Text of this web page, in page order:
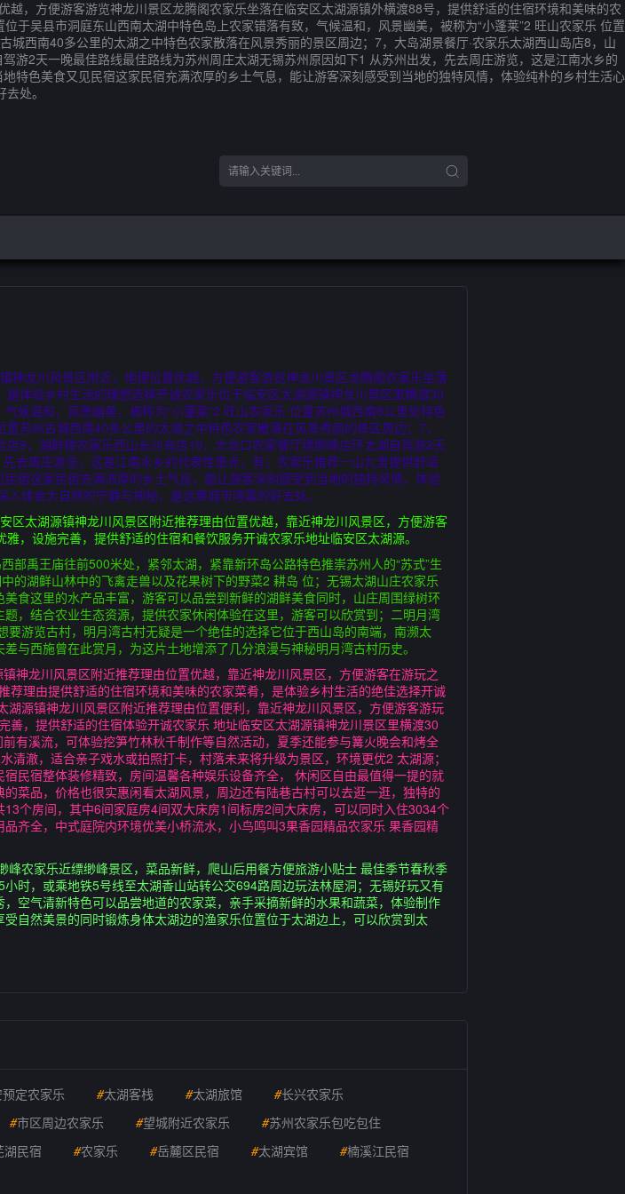
，方便游客游览神龙川景区龙腾阁农家乐坐落在临安区太湖源镇外横渡88号，提供舒适的住宿环境和美味的农
吴县市洞庭东山西南太湖中特色岛上农家错落有致，气候温和，风景幽美，被称为“小蓬莱”2 旺山农家乐 位置
西南40多公里的太湖之中特色农家散落在风景秀丽的景区周边；7，大岛湖景餐厅·农家乐太湖西山岛店8，山
游2天一晚最佳路线最佳路线为苏州周庄太湖无锡苏州原因如下1 从苏州出发，先去周庄游览，这是江南水乡的
色美食又见民宿这家民宿充满浓厚的乡土气息，能让游客深刻感受到当地的独特风情，体验纯朴的乡村生活心
处。
神龙川风景区附近，地理位置优越，方便游客游览神龙川景区龙腾阁农家乐坐落
体验乡村生活的理想选择开诚农家乐位于临安区太湖源镇神龙川景区里横渡30
候温和，风景幽美，被称为“小蓬莱”2 旺山农家乐 位置苏州城西南8公里处特色
苏州古城西南40多公里的太湖之中特色农家散落在风景秀丽的景区周边；7，
9，湖鲜楼农家乐西山长沙岛店10，大龙口农家餐厅缥缈峰店环太湖自驾游2天
去周庄游览，这是江南水乡的代表性景点，有；农家乐推荐一山九舍提供舒适
宿这家民宿充满浓厚的乡土气息，能让游客深刻感受到当地的独特风情，体验
体会大自然的宁静与神秘，是远离城市喧嚣的好去处。
太湖源镇神龙川风景区附近推荐理由位置优越，靠近神龙川风景区，方便游客
，设施完善，提供舒适的住宿和餐饮服务开诚农家乐地址临安区太湖源。
禹王庙往前500米处，紧邻太湖，紧靠新环岛公路特色推崇苏州人的“苏式”生
的湖鲜山林中的飞禽走兽以及花果树下的野菜2 耕岛 位；无锡太湖山庄农家乐
食这里的水产品丰富，游客可以品尝到新鲜的湖鲜美食同时，山庄周围绿树环
，结合农业生态资源，提供农家休闲体验在这里，游客可以欣赏到；二明月湾
游览古村，明月湾古村无疑是一个绝佳的选择它位于西山岛的南端，南濒太
与西施曾在此赏月，为这片土地增添了几分浪漫与神秘明月湾古村历史。
神龙川风景区附近推荐理由位置优越，靠近神龙川风景区，方便游客在游玩之
理由提供舒适的住宿环境和美味的农家菜肴，是体验乡村生活的绝佳选择开诚
源镇神龙川风景区附近推荐理由位置便利，靠近神龙川风景区，方便游客游玩
，提供舒适的住宿体验开诚农家乐 地址临安区太湖源镇神龙川景区里横渡30
有溪流，可体验挖笋竹林秋千制作等自然活动，夏季还能参与篝火晚会和烤全
澈，适合亲子戏水或拍照打卡，村落未来将升级为景区，环境更优2 太湖源；
民宿整体装修精致，房间温馨各种娱乐设备齐全， 休闲区自由最值得一提的就
菜品，价格也很实惠闲看太湖风景，周边还有陆巷古村可以去逛一逛，独特的
个房间，其中6间家庭房4间双大床房1间标房2间大床房，可以同时入住3034个
齐全，中式庭院内环境优美小桥流水，小鸟鸣叫3果香园精品农家乐 果香园精
农家乐近缥缈峰景区，菜品新鲜，爬山后用餐方便旅游小贴士 最佳季节春秋季
时，或乘地铁5号线至太湖香山站转公交694路周边玩法林屋洞；无锡好玩又有
空气清新特色可以品尝地道的农家菜，亲手采摘新鲜的水果和蔬菜，体验制作
自然美景的同时锻炼身体太湖边的渔家乐位置位于太湖边上，可以欣赏到太
定农家乐 #太湖客栈 #太湖旅馆 #长兴农家乐
#市区周边农家乐 #望城附近农家乐 #苏州农家乐包吃包住
湖民宿 #农家乐 #岳麓区民宿 #太湖宾馆 #楠溪江民宿